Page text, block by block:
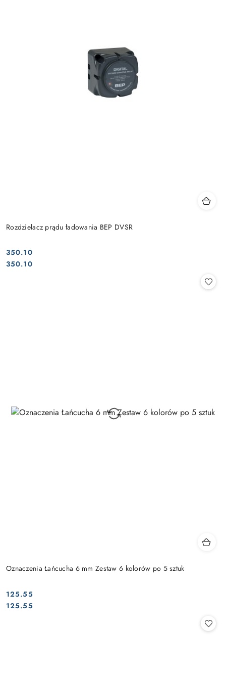
Rozdzielacz prądu ładowania BEP DVSR
Cena:
350.10
Cena:
350.10
Oznaczenia Łańcucha 6 mm Zestaw 6 kolorów po 5 sztuk
Cena:
125.55
Cena:
125.55